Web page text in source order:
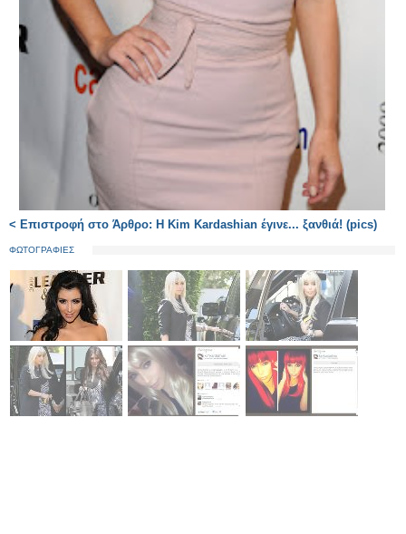
< Επιστροφή στο Άρθρο: Η Kim Kardashian έγινε... ξανθιά! (pics)
ΦΩΤΟΓΡΑΦΙΕΣ